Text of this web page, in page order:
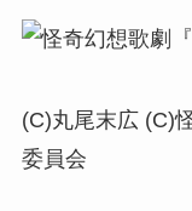
(C)丸尾末広 (C)
委員会